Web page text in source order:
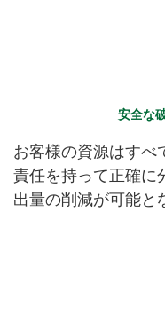
安全な
お客様の資源はすべ
責任を持って正確に
出量の削減が可能と